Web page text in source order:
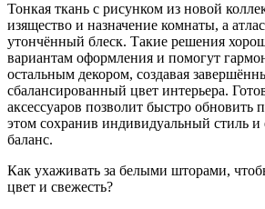
Тонкая ткань с рисунком из новой
изящество и назначение комнаты, а
утончённый блеск. Такие решения
вариантам оформления и помогут
остальным декором, создавая
сбалансированный цвет интерьера.
аксессуаров позволит быстро обновить
этом сохранив индивидуальный стиль
баланс.
Как ухаживать за белыми шторами,
цвет и свежесть?